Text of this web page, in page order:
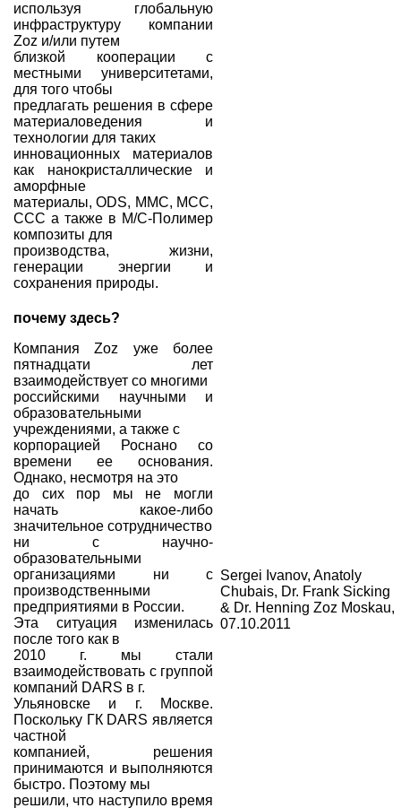
используя глобальную
инфраструктуру компании
Zoz и/или путем
близкой кооперации с
местными университетами,
для того чтобы
предлагать решения в сфере
материаловедения и
технологии для таких
инновационных материалов
как нанокристаллические и
аморфные
материалы, ODS, MMC, MCC,
CCC а также в М/С-Полимер
композиты для
производства, жизни,
генерации энергии и
сохранения природы.
почему здесь?
Компания Zoz уже более
пятнадцати лет
взаимодействует со многими
российскими научными и
образовательными
учреждениями, а также с
корпорацией Роснано со
времени ее основания.
Однако, несмотря на это
до сих пор мы не могли
начать какое-либо
значительное сотрудничество
ни с научно-
образовательными
организациями ни с
производственными
предприятиями в России.
Эта ситуация изменилась
после того как в
2010 г. мы стали
взаимодействовать с группой
компаний DARS в г.
Ульяновске и г. Москве.
Поскольку ГК DARS является
частной
компанией, решения
принимаются и выполняются
быстро. Поэтому мы
решили, что наступило время
Sergei Ivanov, Anatoly
Chubais, Dr. Frank Sicking
& Dr. Henning Zoz Moskau,
07.10.2011